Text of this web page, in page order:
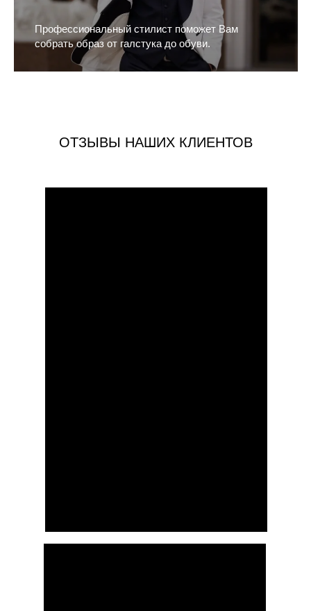
Профессиональный стилист поможет Вам
собрать образ от галстука до обуви.
ОТЗЫВЫ НАШИХ КЛИЕНТОВ